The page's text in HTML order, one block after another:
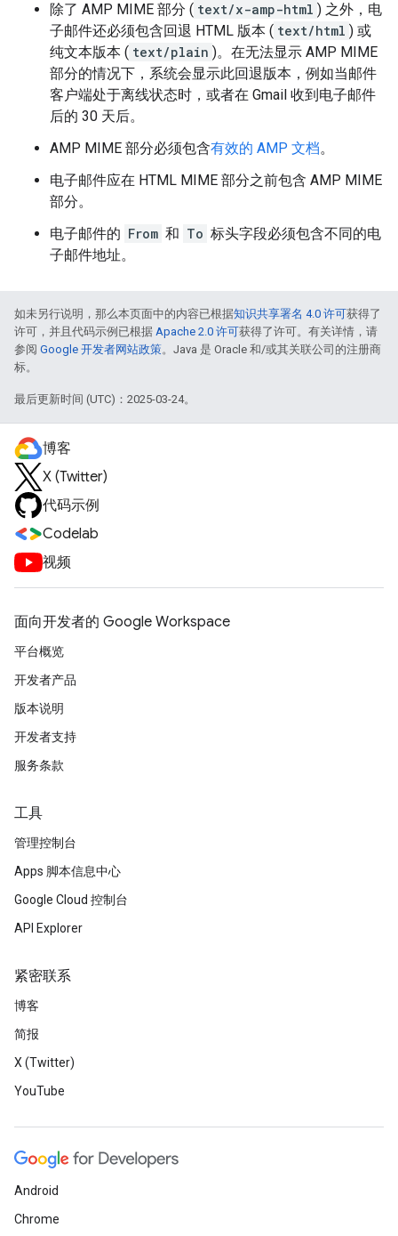
除了 AMP MIME 部分 ( text/x-amp-html ) 之外，电
子邮件还必须包含回退 HTML 版本 ( text/html ) 或
纯文本版本 ( text/plain )。在无法显示 AMP MIME
部分的情况下，系统会显示此回退版本，例如当邮件
客户端处于离线状态时，或者在 Gmail 收到电子邮件
后的 30 天后。
AMP MIME 部分必须包含有效的 AMP 文档。
电子邮件应在 HTML MIME 部分之前包含 AMP MIME
部分。
电子邮件的 From 和 To 标头字段必须包含不同的电
子邮件地址。
如未另行说明，那么本页面中的内容已根据知识共享署名 4.0 许可获得了
许可，并且代码示例已根据 Apache 2.0 许可获得了许可。有关详情，请
参阅 Google 开发者网站政策。Java 是 Oracle 和/或其关联公司的注册商
标。
最后更新时间 (UTC)：2025-03-24。
博客
X (Twitter)
代码示例
Codelab
视频
面向开发者的 Google Workspace
平台概览
开发者产品
版本说明
开发者支持
服务条款
工具
管理控制台
Apps 脚本信息中心
Google Cloud 控制台
API Explorer
紧密联系
博客
简报
X (Twitter)
YouTube
Android
Chrome